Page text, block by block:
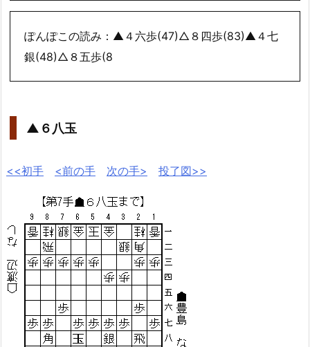
ぽんぽこの読み：▲４六歩(47)△８四歩(83)▲４七
銀(48)△８五歩(8
▲６八玉
<<初手 <前の手 次の手> 投了図>>